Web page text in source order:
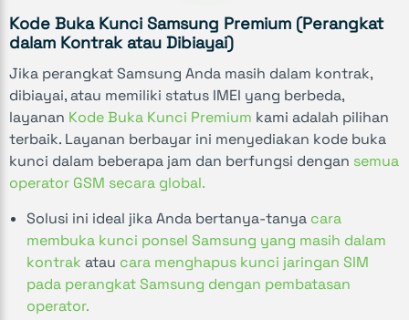
Kode Buka Kunci Samsung Premium (Perangkat
dalam Kontrak atau Dibiayai)
Jika perangkat Samsung Anda masih dalam kontrak,
dibiayai, atau memiliki status IMEI yang berbeda,
layanan Kode Buka Kunci Premium kami adalah pilihan
terbaik. Layanan berbayar ini menyediakan kode buka
kunci dalam beberapa jam dan berfungsi dengan semua
operator GSM secara global.
Solusi ini ideal jika Anda bertanya-tanya cara
membuka kunci ponsel Samsung yang masih dalam
kontrak atau cara menghapus kunci jaringan SIM
pada perangkat Samsung dengan pembatasan
operator.